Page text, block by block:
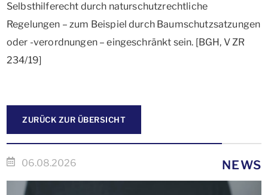
Selbsthilferecht durch naturschutzrechtliche
Regelungen – zum Beispiel durch Baumschutzsatzungen
oder -verordnungen – eingeschränkt sein. [BGH, V ZR
234/19]
ZURÜCK ZUR ÜBERSICHT
06.08.2026 NEWS